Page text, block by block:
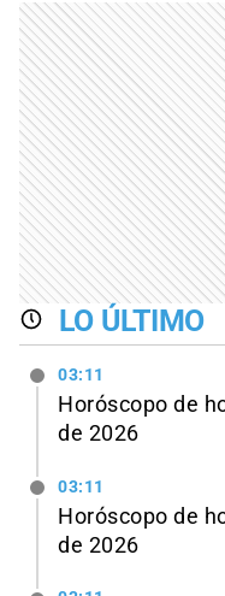
LO ÚLTIMO
03:11
Horóscopo de
de 2026
03:11
Horóscopo de
de 2026